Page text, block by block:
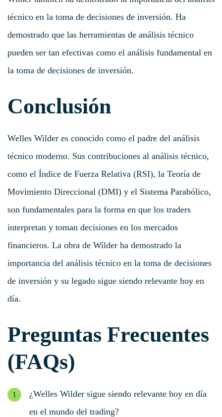
técnico en la toma de decisiones de inversión. Ha
demostrado que las herramientas de análisis técnico
pueden ser tan efectivas como el análisis fundamental en
la toma de decisiones de inversión.
Conclusión
Welles Wilder es conocido como el padre del análisis
técnico moderno. Sus contribuciones al análisis técnico,
como el Índice de Fuerza Relativa (RSI), la Teoría de
Movimiento Direccional (DMI) y el Sistema Parabólico,
son fundamentales para la forma en que los traders
interpretan y toman decisiones en los mercados
financieros. La obra de Wilder ha demostrado la
importancia del análisis técnico en la toma de decisiones
de inversión y su legado sigue siendo relevante hoy en
día.
Preguntas Frecuentes
(FAQs)
¿Welles Wilder sigue siendo relevante hoy en día
en el mundo del trading?